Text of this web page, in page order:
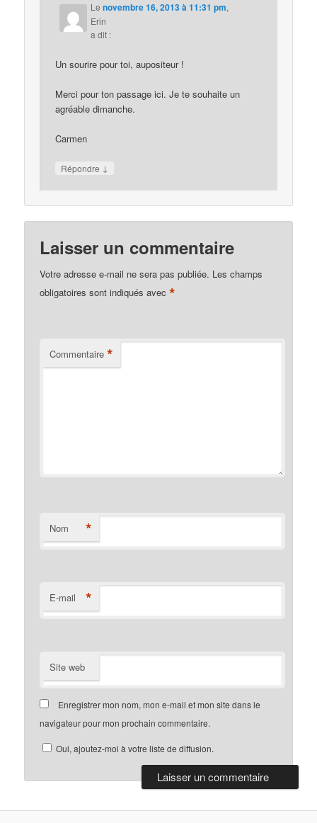
Lenovembre 16, 2013 à 11:31 pm,
Erin
a dit :
Un sourire pour toi, aupositeur !
Merci pour ton passage ici. Je te souhaite un
agréable dimanche.
Carmen
Répondre ↓
Laisser un commentaire
Votre adresse e-mail ne sera pas publiée. Les champs
obligatoires sont indiqués avec*
Commentaire *
Nom *
E-mail *
Site web
Enregistrer mon nom, mon e-mail et mon site dans le
navigateur pour mon prochain commentaire.
Oui, ajoutez-moi à votre liste de diffusion.